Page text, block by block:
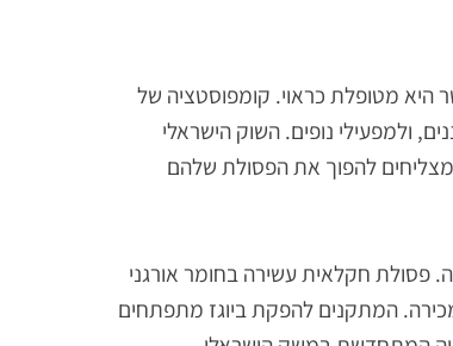
ובאיכות מקורות המים
מטופלת כראוי. קומפוסטציה של
ולמפעילי נופים. השוק הישראלי
להפוך את הפסולת שלהם